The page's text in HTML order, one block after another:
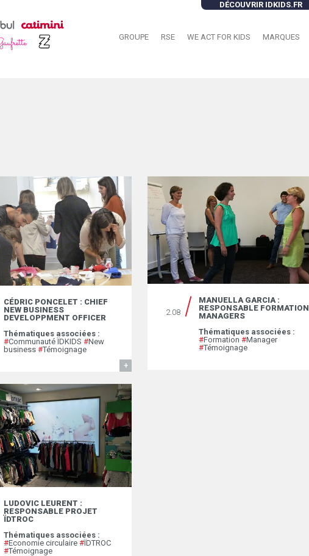
DÉCOUVRIR IDKIDS.FR
GROUPE RSE WE ACT FOR KIDS MARQUES
CÉDRIC PONCELET : CHIEF
NEW BUSINESS
DEVELOPPMENT OFFICER
Thématiques associées :
#Communauté ÏDKIDS #New
business #Témoignage
LUDOVIC LEURENT :
RESPONSABLE PROJET
ÏDTROC
Thématiques associées :
#Economie circulaire #ÏDTROC
#Témoignage
2.08
MANUELLA GARCIA :
RESPONSABLE FORMATION
MANAGERS
Thématiques associées :
#Formation #Manager
#Témoignage